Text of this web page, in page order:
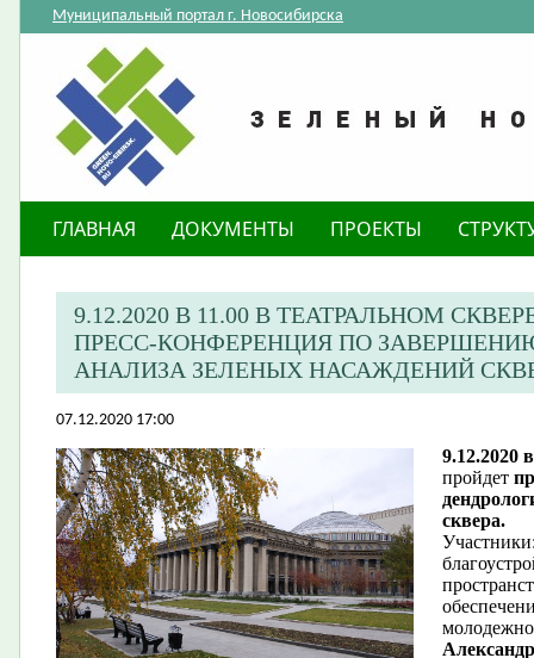
Муниципальный портал г. Новосибирска
ГЛАВНАЯ ДОКУМЕНТЫ ПРОЕКТЫ
9.12.2020 В 11.00 В ТЕАТРАЛЬНОМ
ПРЕСС-КОНФЕРЕНЦИЯ ПО
АНАЛИЗА ЗЕЛЕНЫХ НАСАЖДЕНИЙ
07.12.2020 17:00
9.12.2020
пройдет
сквера.